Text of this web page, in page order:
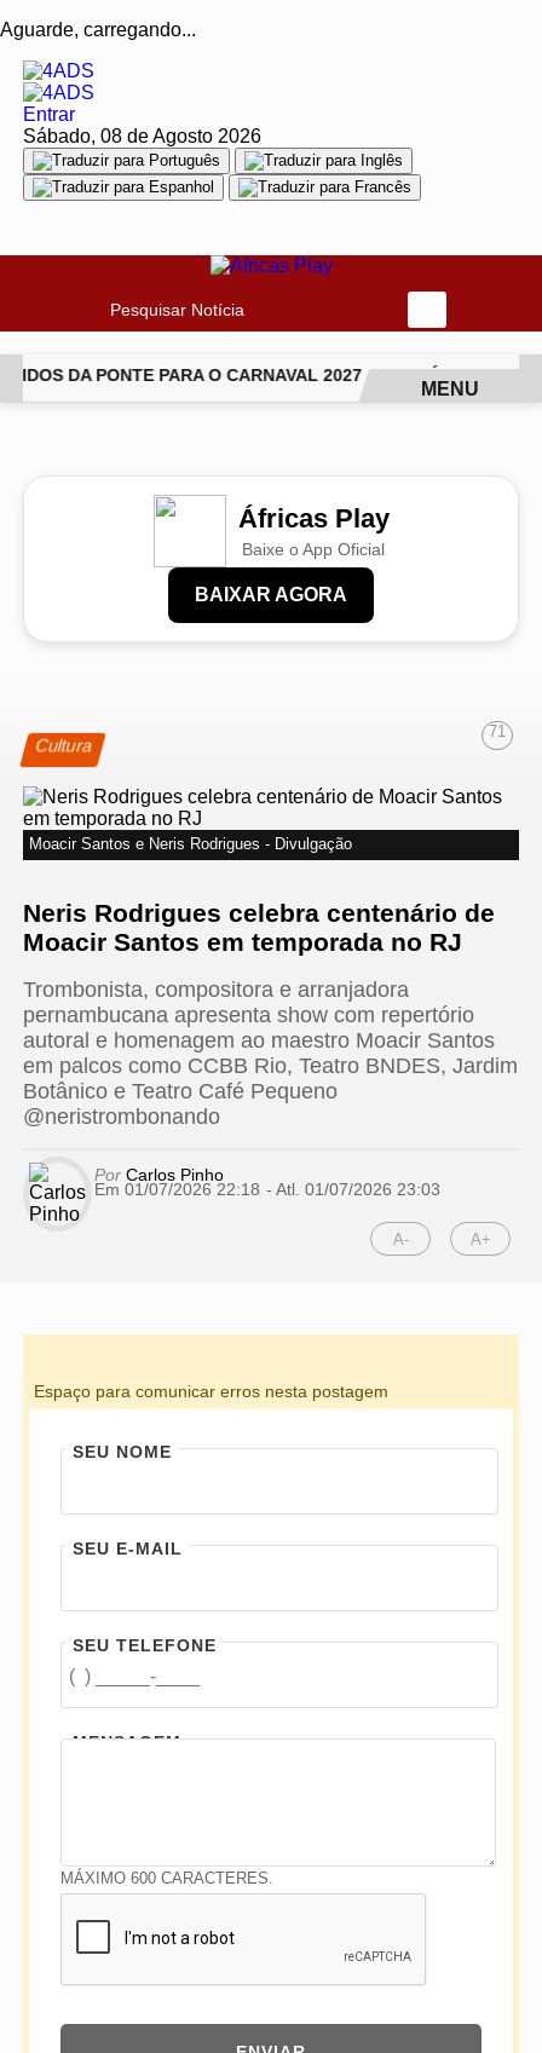
Aguarde, carregando...
Entrar
Sábado, 08 de Agosto 2026
Pesquisar Notícia
DA PONTE PARA O CARNAVAL 2027 JIU-JÍTSU
MENU
Áfricas Play
Baixe o App Oficial
BAIXAR AGORA
Cultura
71
Moacir Santos e Neris Rodrigues - Divulgação
Neris Rodrigues celebra centenário de
Moacir Santos em temporada no RJ
Trombonista, compositora e arranjadora
pernambucana apresenta show com repertório
autoral e homenagem ao maestro Moacir Santos
em palcos como CCBB Rio, Teatro BNDES, Jardim
Botânico e Teatro Café Pequeno
@neristrombonando
Por Carlos Pinho
Em 01/07/2026 22:18 - Atl. 01/07/2026 23:03
A- A+
Espaço para comunicar erros nesta postagem
SEU NOME
SEU E-MAIL
SEU TELEFONE
MENSAGEM
MÁXIMO 600 CARACTERES.